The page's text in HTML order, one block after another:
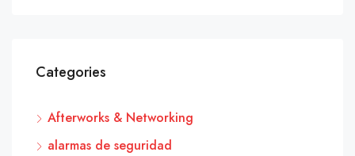
Categories
Afterworks & Networking
alarmas de seguridad